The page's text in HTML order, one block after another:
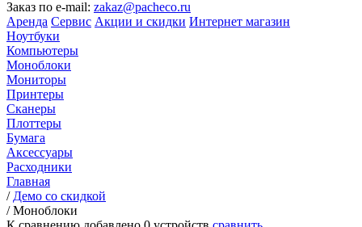
Заказ по e-mail: zakaz@pacheco.ru
Аренда Сервис Акции и скидки Интернет магазин
Ноутбуки
Компьютеры
Моноблоки
Мониторы
Принтеры
Сканеры
Плоттеры
Бумага
Аксессуары
Расходники
Главная
/ Демо со скидкой
/Моноблоки